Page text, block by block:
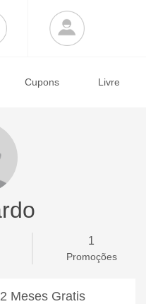
Cupons Livre
1
Promoções
Meses Gratis